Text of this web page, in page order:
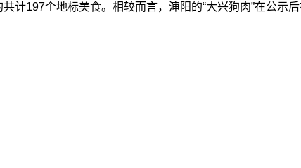
计197个地标美食。相较而言，渖阳的“大兴狗肉”在公示后